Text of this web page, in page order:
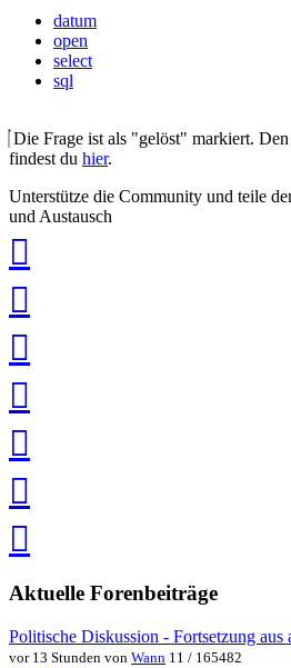
datum
open
select
sql
Die Frage ist als "gelöst" markiert.
findest du hier.
Unterstütze die Community und teile
und Austausch
teilen
teilen
teilen
teilen
speichern
via
teilenteilen
Aktuelle Forenbeiträge
Politische Diskussion - Fortsetzung aus
vor 13 Stunden von Wann 11 / 165482